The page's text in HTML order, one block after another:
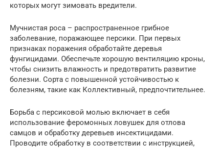
которых могут зимовать вредители.
Мучнистая роса – распространенное грибное
заболевание, поражающее персики. При первых
признаках поражения обработайте деревья
фунгицидами. Обеспечьте хорошую вентиляцию кроны,
чтобы снизить влажность и предотвратить развитие
болезни. Сорта с повышенной устойчивостью к
болезням, такие как Коллективный, предпочтительнее.
Борьба с персиковой молью включает в себя
использование феромонных ловушек для отлова
самцов и обработку деревьев инсектицидами.
Проводите обработку в соответствии с инструкцией,